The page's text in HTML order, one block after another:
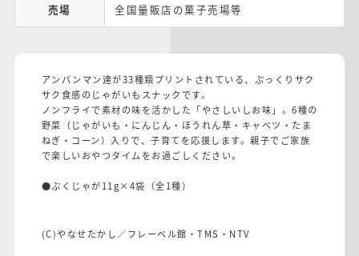
売場 全国量販店の菓子売場等
アンパンマン達が33種類プリントされている、ぷっくりサク
サク食感のじゃがいもスナックです。
ノンフライで素材の味を活かした「やさしいしお味」。6種の
野菜（じゃがいも・にんじん・ほうれん草・キャベツ・たま
ねぎ・コーン）入りで、子育てを応援します。親子でご家族
で楽しいおやつタイムをお過ごしください。
●ぷくじゃが11g×4袋（全1種）
(C)やなせたかし／フレーベル館・TMS・NTV